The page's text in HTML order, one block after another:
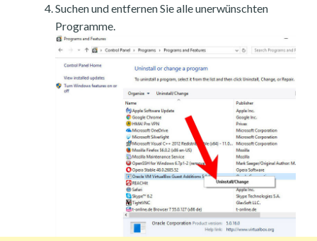
Suchen und entfernen Sie alle unerwünschten
Programme.